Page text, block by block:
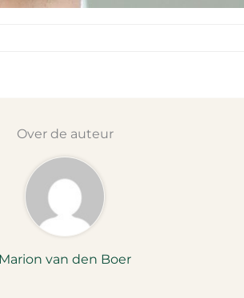
Over de auteur
Marion van den Boer